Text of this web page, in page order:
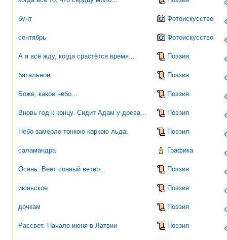
бунт Фотоискусство
сентябрь Фотоискусство
А я всё жду, когда срастётся время... Поэзия
батальное Поэзия
Боже, какое небо... Поэзия
Вновь год к концу. Сидит Адам у древа... Поэзия
Небо замерло тонкою коркою льда. Поэзия
саламандра Графика
Осень. Веет сонный ветер... Поэзия
июньское Поэзия
дочкам Поэзия
Рассвет. Начало июня в Латвии Поэзия